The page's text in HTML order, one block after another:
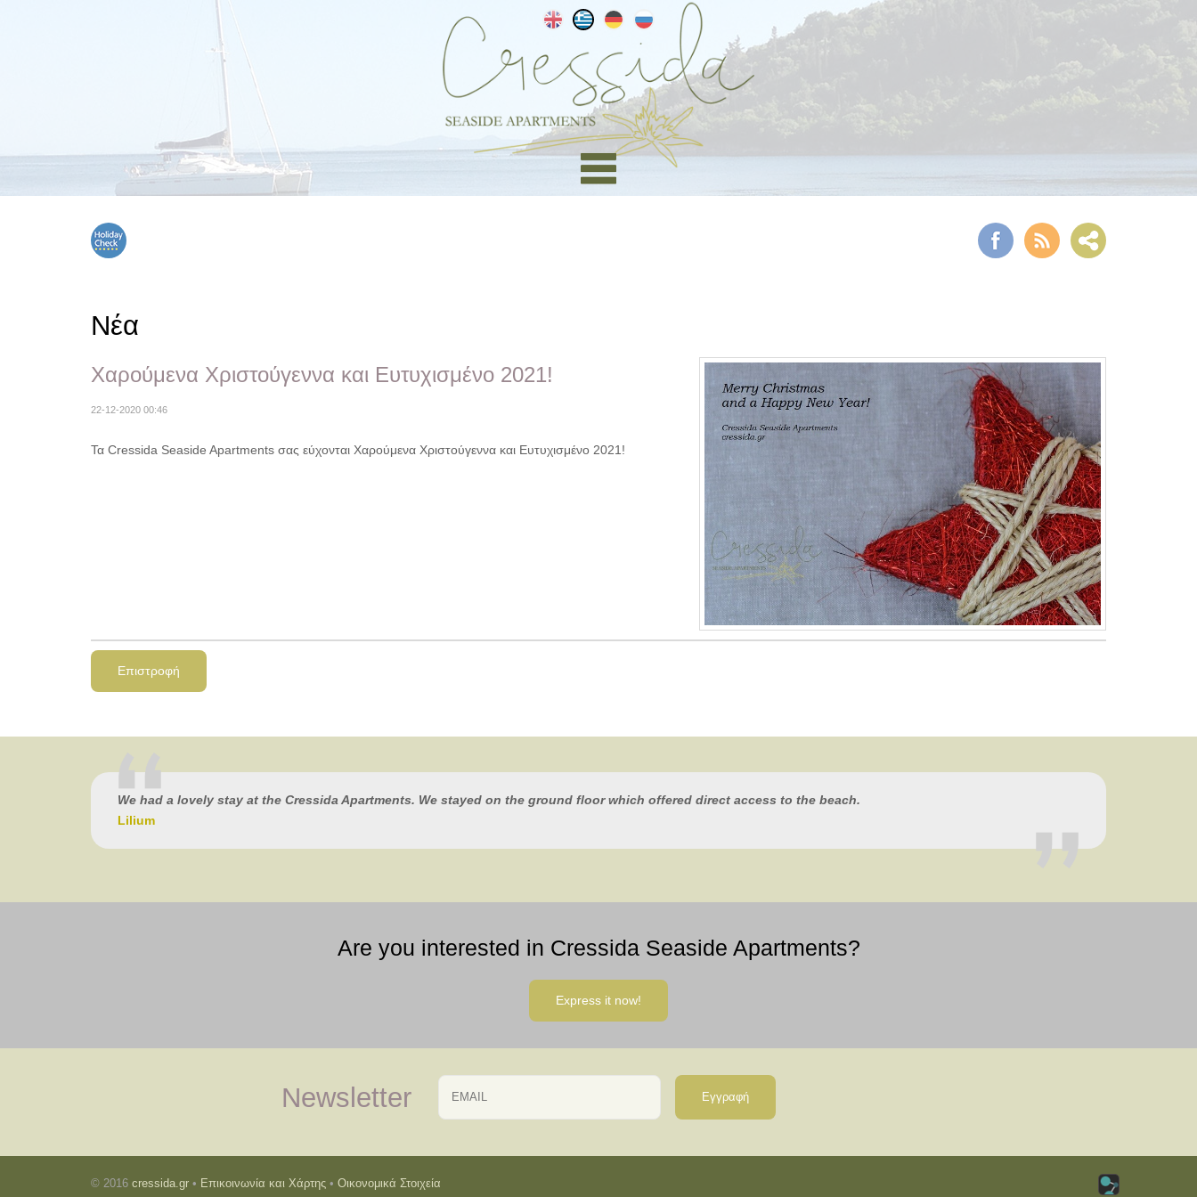
Νέα
Χαρούμενα Χριστούγεννα και Ευτυχισμένο 2021!
22-12-2020 00:46
Τα Cressida Seaside Apartments σας εύχονται Χαρούμενα Χριστούγεννα και Ευτυχισμένο 2021!
Επιστροφή
We had a lovely stay at the Cressida Apartments. We stayed on the ground floor which offered direct access to the beach.
Lilium
Are you interested in Cressida Seaside Apartments?
Express it now!
Newsletter Email Name
© 2016 cressida.gr • Επικοινωνία και Χάρτης • Οικονομικά Στοιχεία